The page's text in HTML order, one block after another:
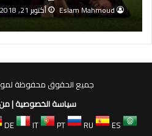
Eslam Mahmoud أكتوبر 21, 2018
جميع الحقوق محفوظة لموقع
سياسة الخصوصية|
DE IT PT RU
ES